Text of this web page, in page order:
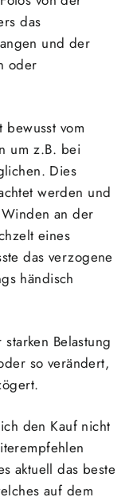
das
und der
oder
bewusst vom
um z.B. bei
Dies
werden und
an der
eines
das verzogene
händisch
Belastung
so verändert,
den Kauf nicht
aktuell das beste
auf dem